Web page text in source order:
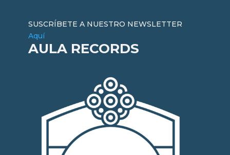
SUSCRÍBETE A NUESTRO NEWSLETTER
Aquí
AULA RECORDS